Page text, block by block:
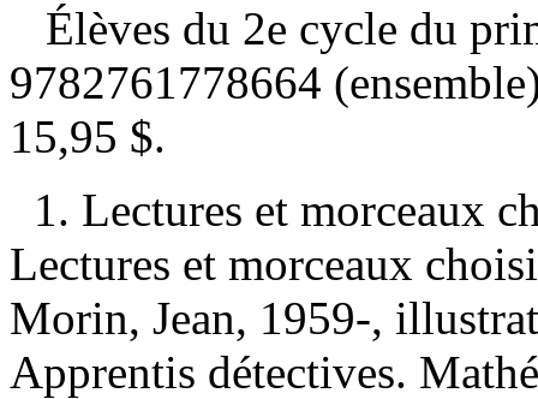
Élèves du 2e cycle du
9782761778664
15,95 $.
1. Lectures et morceaux
Lectures et morceaux
Morin, Jean, 1959-,
Apprentis détectives.